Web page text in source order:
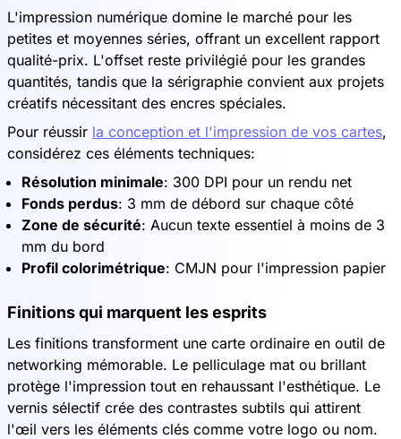
L'impression numérique domine le marché pour les
petites et moyennes séries, offrant un excellent rapport
qualité-prix. L'offset reste privilégié pour les grandes
quantités, tandis que la sérigraphie convient aux projets
créatifs nécessitant des encres spéciales.
Pour réussir la conception et l'impression de vos cartes,
considérez ces éléments techniques:
Résolution minimale: 300 DPI pour un rendu net
Fonds perdus: 3 mm de débord sur chaque côté
Zone de sécurité: Aucun texte essentiel à moins de 3
mm du bord
Profil colorimétrique: CMJN pour l'impression papier
Finitions qui marquent les esprits
Les finitions transforment une carte ordinaire en outil de
networking mémorable. Le pelliculage mat ou brillant
protège l'impression tout en rehaussant l'esthétique. Le
vernis sélectif crée des contrastes subtils qui attirent
l'œil vers les éléments clés comme votre logo ou nom.